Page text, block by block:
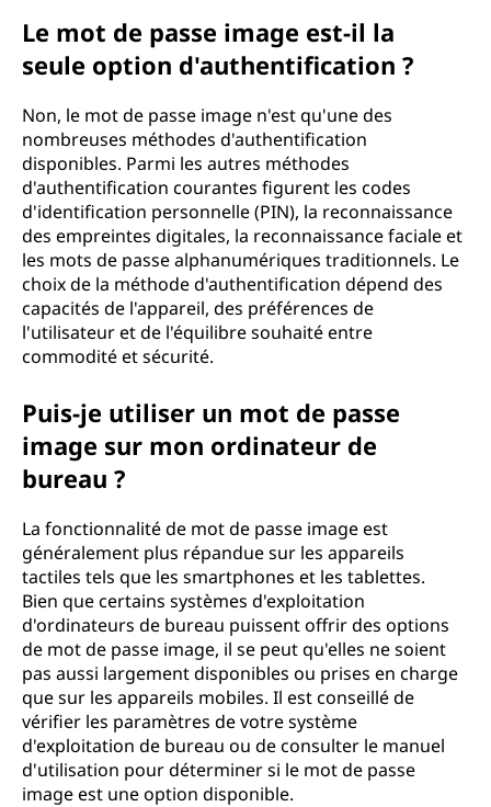
Le mot de passe image est-il la
seule option d'authentification ?
Non, le mot de passe image n'est qu'une des
nombreuses méthodes d'authentification
disponibles. Parmi les autres méthodes
d'authentification courantes figurent les codes
d'identification personnelle (PIN), la reconnaissance
des empreintes digitales, la reconnaissance faciale et
les mots de passe alphanumériques traditionnels. Le
choix de la méthode d'authentification dépend des
capacités de l'appareil, des préférences de
l'utilisateur et de l'équilibre souhaité entre
commodité et sécurité.
Puis-je utiliser un mot de passe
image sur mon ordinateur de
bureau ?
La fonctionnalité de mot de passe image est
généralement plus répandue sur les appareils
tactiles tels que les smartphones et les tablettes.
Bien que certains systèmes d'exploitation
d'ordinateurs de bureau puissent offrir des options
de mot de passe image, il se peut qu'elles ne soient
pas aussi largement disponibles ou prises en charge
que sur les appareils mobiles. Il est conseillé de
vérifier les paramètres de votre système
d'exploitation de bureau ou de consulter le manuel
d'utilisation pour déterminer si le mot de passe
image est une option disponible.